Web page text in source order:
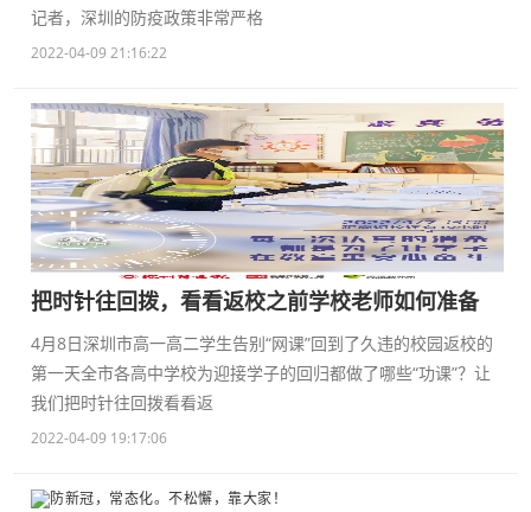
记者，深圳的防疫政策非常严格
2022-04-09 21:16:22
把时针往回拨，看看返校之前学校老师如何准备
4月8日深圳市高一高二学生告别“网课”回到了久违的校园返校的
第一天全市各高中学校为迎接学子的回归都做了哪些“功课”？让
我们把时针往回拨看看返
2022-04-09 19:17:06